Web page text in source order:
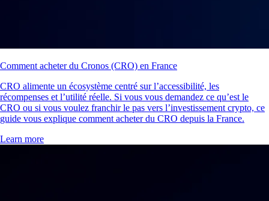
Comment acheter du Cronos (CRO) en France
CRO alimente un écosystème centré sur l’accessibilité, les
récompenses et l’utilité réelle. Si vous vous demandez ce qu’est le
CRO ou si vous voulez franchir le pas vers l’investissement crypto, ce
guide vous explique comment acheter du CRO depuis la France.
Learn more